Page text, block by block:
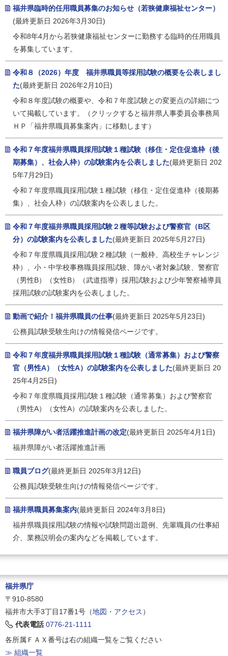
福井県臨時的任用職員募集のお知らせ（若狭健康福祉センター）
(最終更新日 2026年3月30日)
令和8年4月から若狭健康福祉センターに勤務する臨時的任用職員
を募集しています。
令和８（2026）年度 福井県職員等採用試験の概要を公表しまし
た(最終更新日 2026年2月10日)
令和８年度試験の概要や、令和７年度試験との変更点の詳細につ
いて掲載しています。（クリックすると福井県人事委員会事務局
ＨＰ「福井県職員募集案内」に移動します）
令和７年度福井県職員採用試験１種試験（移住・定住促進枠（後
期募集）、社会人枠）の試験案内を公表しました(最終更新日 202
5年7月29日)
令和７年度県職員採用試験１種試験（移住・定住促進枠（後期募
集）、社会人枠）の試験案内を公表しました。
令和７年度福井県職員採用試験２種等試験および警察官（B区
分）の試験案内を公表しました(最終更新日 2025年5月27日)
令和７年度県職員採用試験２種試験（一般枠、高校生チャレンジ
枠）、小・中学校事務職員採用試験、障がい者対象試験、警察官
（男性B）（女性B）（武道指導）採用試験および少年警察補導員
採用試験の試験案内を公表しました。
動画で紹介！福井県職員の仕事(最終更新日 2025年5月23日)
公務員試験受験生向けの情報発信ページです。
令和７年度福井県職員採用試験１種試験（通常募集）および警察
官（男性A）（女性A）の試験案内を公表しました(最終更新日 20
25年4月25日)
令和７年度県職員採用試験１種試験（通常募集）および警察官
（男性A）（女性A）の試験案内を公表しました。
福井県障がい者活躍推進計画の改定(最終更新日 2025年4月1日)
福井県障がい者活躍推進計画
職員ブログ(最終更新日 2025年3月12日)
公務員試験受験生向けの情報発信ページです。
福井県職員募集案内(最終更新日 2024年3月8日)
福井県職員採用試験の情報や試験問題出題例、先輩職員の仕事紹
介、業務説明会の案内などを掲載しています。
福井県庁
〒910-8580
福井市大手3丁目17番1号（地図・アクセス ）
代表電話 0776-21-1111
各所属ＦＡＸ番号は右の組織一覧をご覧ください
≫ 組織一覧